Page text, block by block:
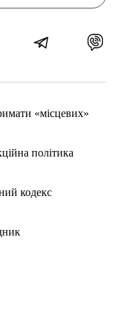
«місцевих»
політика
кодекс